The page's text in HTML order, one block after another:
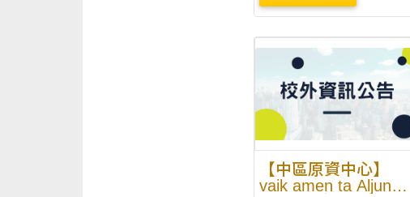
【中區原資中心】
vaik amen ta Aljungic